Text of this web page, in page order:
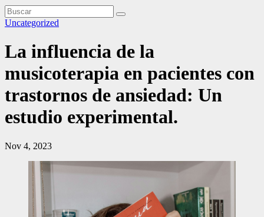
Uncategorized
La influencia de la
musicoterapia en pacientes con
trastornos de ansiedad: Un
estudio experimental.
Nov 4, 2023